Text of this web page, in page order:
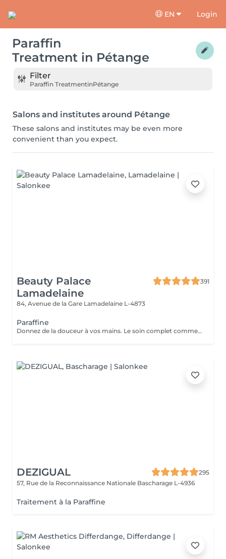
EN Login
Paraffin
Treatment in Pétange
Filter
Paraffin TreatmentinPétange
Salons and institutes around Pétange
These salons and institutes may be even more
convenient than you expect.
Beauty Palace
Lamadelaine
391
84, Avenue de la Gare Lamadelaine L-4873
Paraffine
Donnez de la douceur à vos mains. Le soin complet commence par un gommage de l'avant bras et des mains, puis vous trempez vos mains dans un bain de paraffine chaude, ce masque va poser environ 15 min, puis vient le moment de la détente le modelage des mains, relaxation suprême. Résultat des mains douces comme une peau de bébé.
DEZIGUAL
295
57, Rue de la Reconnaissance Nationale Bascharage L-4936
Traitement à la Paraffine